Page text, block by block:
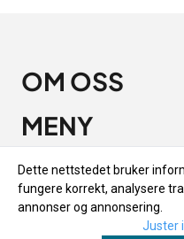
OM OSS
Vakre Vene
Strandgata 1
9405 Harstad
Org. nr. 933 282 538
MENY
PERSONVERN
INFO
RETUR OG BYTTE
NYHETSBREV
Dette nettstedet bruker
fungere korrekt, analysere
annonser og annonsering.
Juster